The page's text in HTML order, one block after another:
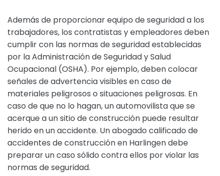
Además de proporcionar equipo de seguridad a los
trabajadores, los contratistas y empleadores deben
cumplir con las normas de seguridad establecidas
por la Administración de Seguridad y Salud
Ocupacional (OSHA). Por ejemplo, deben colocar
señales de advertencia visibles en caso de
materiales peligrosos o situaciones peligrosas. En
caso de que no lo hagan, un automovilista que se
acerque a un sitio de construcción puede resultar
herido en un accidente. Un abogado calificado de
accidentes de construcción en Harlingen debe
preparar un caso sólido contra ellos por violar las
normas de seguridad.